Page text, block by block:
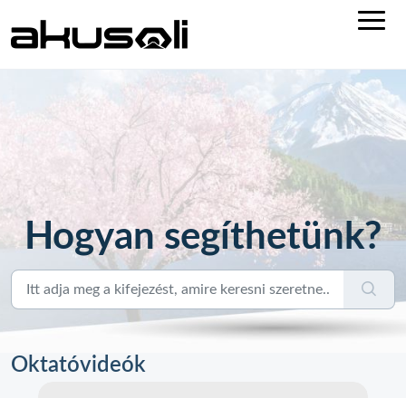
Hogyan segíthetünk?
Oktatóvideók